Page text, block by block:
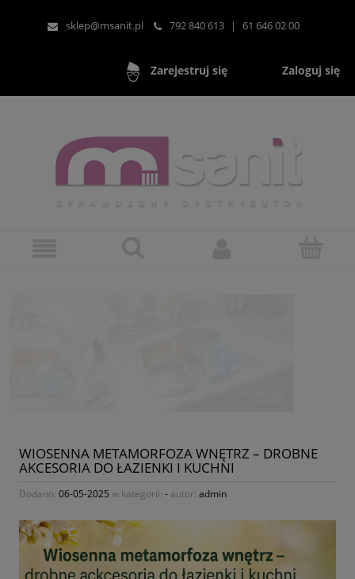
sklep@msanit.pl 792 840 613 | 61 646 02 00
Zarejestruj się Zaloguj się
WIOSENNA METAMORFOZA WNĘTRZ – DROBNE
AKCESORIA DO ŁAZIENKI I KUCHNI
Dodano: 06-05-2025 w kategorii: - autor: admin